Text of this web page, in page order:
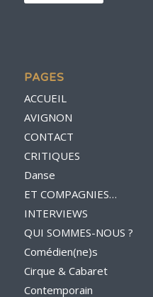
PAGES
ACCUEIL
AVIGNON
CONTACT
CRITIQUES
Danse
ET COMPAGNIES…
INTERVIEWS
QUI SOMMES-NOUS ?
Comédien(ne)s
Cirque & Cabaret
Contemporain